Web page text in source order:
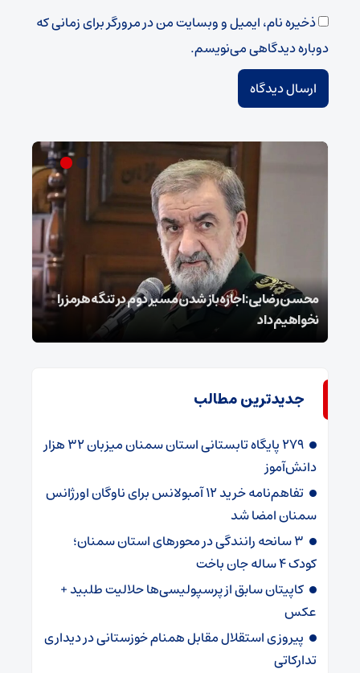
ذخیره نام، ایمیل و وبسایت من در مرورگر برای زمانی که
دوباره دیدگاهی می‌نویسم.
محسن رضایی: اجازه باز شدن مسیر دوم در تنگه هرمز را
نخواهیم داد
جدیدترین مطالب
۲۷۹ پایگاه تابستانی استان سمنان میزبان ۳۲ هزار
دانش‌آموز
تفاهم‌نامه خرید ۱۲ آمبولانس برای ناوگان اورژانس
سمنان امضا شد
۳ سانحه رانندگی در محورهای استان سمنان؛
کودک ۴ ساله جان باخت
کاپیتان سابق از پرسپولیسی‌ها حلالیت طلبید +
عکس
پیروزی استقلال مقابل همنام خوزستانی در دیداری
تدارکاتی